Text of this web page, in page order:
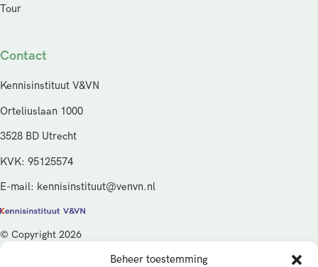
Beheer toestemming
Tour
Contact
Kennisinstituut V&VN
Orteliuslaan 1000
3528 BD Utrecht
KVK: 95125574
E-mail: kennisinstituut@venvn.nl
© Copyright 2026